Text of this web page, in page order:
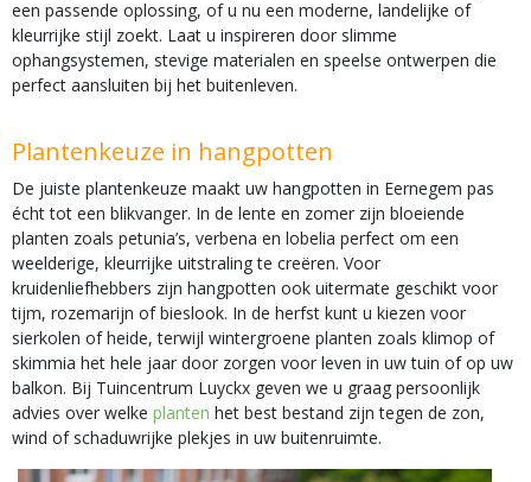
een passende oplossing, of u nu een moderne, landelijke of
kleurrijke stijl zoekt. Laat u inspireren door slimme
ophangsystemen, stevige materialen en speelse ontwerpen die
perfect aansluiten bij het buitenleven.
Plantenkeuze in hangpotten
De juiste plantenkeuze maakt uw hangpotten in Eernegem pas
écht tot een blikvanger. In de lente en zomer zijn bloeiende
planten zoals petunia’s, verbena en lobelia perfect om een
weelderige, kleurrijke uitstraling te creëren. Voor
kruidenliefhebbers zijn hangpotten ook uitermate geschikt voor
tijm, rozemarijn of bieslook. In de herfst kunt u kiezen voor
sierkolen of heide, terwijl wintergroene planten zoals klimop of
skimmia het hele jaar door zorgen voor leven in uw tuin of op uw
balkon. Bij Tuincentrum Luyckx geven we u graag persoonlijk
advies over welke planten het best bestand zijn tegen de zon,
wind of schaduwrijke plekjes in uw buitenruimte.